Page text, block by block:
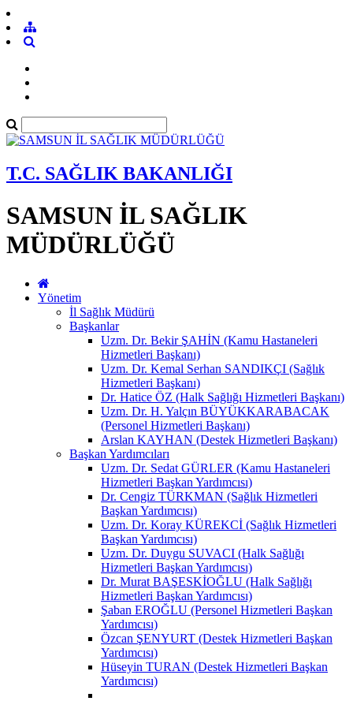
T.C. SAĞLIK BAKANLIĞI
SAMSUN İL SAĞLIK
MÜDÜRLÜĞÜ
Yönetim
İl Sağlık Müdürü
Başkanlar
Uzm. Dr. Bekir ŞAHİN (Kamu Hastaneleri
Hizmetleri Başkanı)
Uzm. Dr. Kemal Serhan SANDIKÇI (Sağlık
Hizmetleri Başkanı)
Dr. Hatice ÖZ (Halk Sağlığı Hizmetleri Başkanı)
Uzm. Dr. H. Yalçın BÜYÜKKARABACAK
(Personel Hizmetleri Başkanı)
Arslan KAYHAN (Destek Hizmetleri Başkanı)
Başkan Yardımcıları
Uzm. Dr. Sedat GÜRLER (Kamu Hastaneleri
Hizmetleri Başkan Yardımcısı)
Dr. Cengiz TÜRKMAN (Sağlık Hizmetleri
Başkan Yardımcısı)
Uzm. Dr. Koray KÜREKCİ (Sağlık Hizmetleri
Başkan Yardımcısı)
Uzm. Dr. Duygu SUVACI (Halk Sağlığı
Hizmetleri Başkan Yardımcısı)
Dr. Murat BAŞESKİOĞLU (Halk Sağlığı
Hizmetleri Başkan Yardımcısı)
Şaban EROĞLU (Personel Hizmetleri Başkan
Yardımcısı)
Özcan ŞENYURT (Destek Hizmetleri Başkan
Yardımcısı)
Hüseyin TURAN (Destek Hizmetleri Başkan
Yardımcısı)